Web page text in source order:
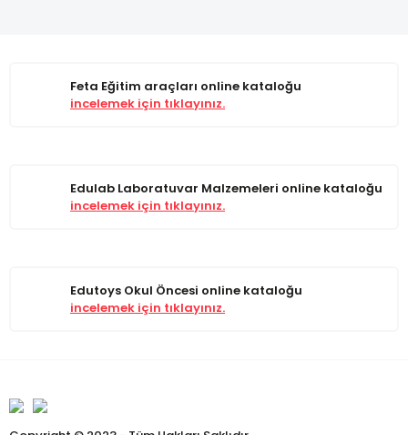
Feta Eğitim araçları online kataloğu
incelemek için tıklayınız.
Edulab Laboratuvar Malzemeleri online kataloğu
incelemek için tıklayınız.
Edutoys Okul Öncesi online kataloğu
incelemek için tıklayınız.